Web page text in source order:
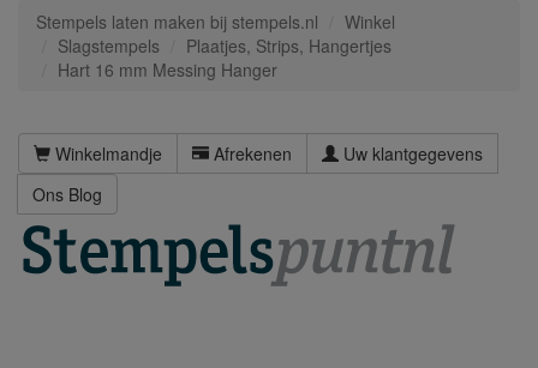
Stempels laten maken bij stempels.nl
Winkel
Slagstempels
Plaatjes, Strips, Hangertjes
Hart 16 mm Messing Hanger
Winkelmandje Afrekenen
Uw klantgegevens
Ons Blog